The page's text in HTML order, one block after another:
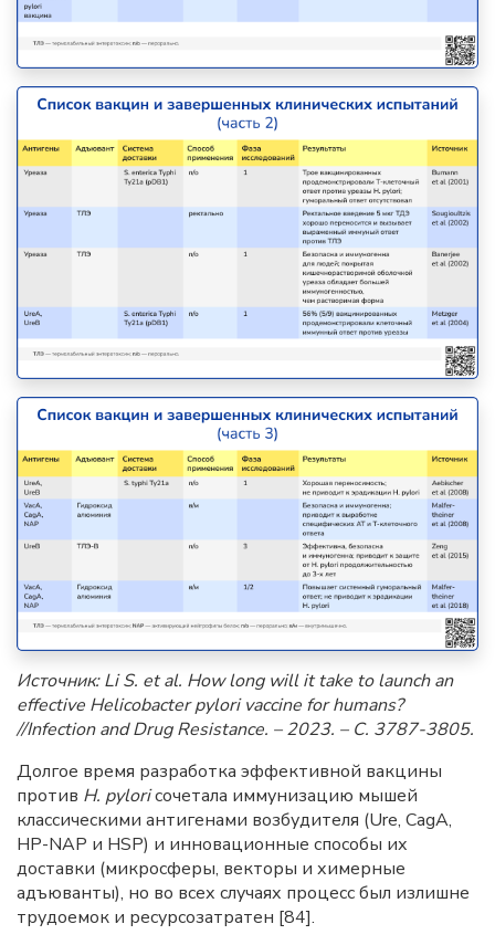
Источник:Li S. et al. How long will it take to launch an
effective Helicobacter pylori vaccine for humans?
//Infection and Drug Resistance. – 2023. – С. 3787-3805.
Долгое время разработка эффективной вакцины
против H. pyloriсочетала иммунизацию мышей
классическими антигенами возбудителя (Ure, CagA,
HP-NAP и HSP) и инновационные способы их
доставки (микросферы, векторы и химерные
адъюванты), но во всех случаях процесс был излишне
трудоемок и ресурсозатратен [84].